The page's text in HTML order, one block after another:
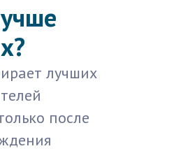
лучших
после